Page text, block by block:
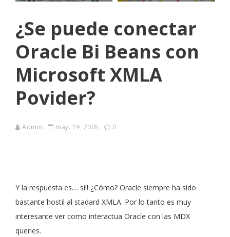
¿Se puede conectar
Oracle Bi Beans con
Microsoft XMLA
Povider?
Admin may. 19, 2005 0
Y la respuesta es.... si!! ¿Cómo? Oracle siempre ha sido
bastante hostil al stadard XMLA. Por lo tanto es muy
interesante ver como interactua Oracle con las MDX
queries.